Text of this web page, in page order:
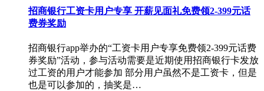
招商银行工资卡用户专享 开薪见面礼免费领2-399元话
费券奖励
招商银行app举办的“工资卡用户专享免费领2-399元话费
券奖励”活动，参与活动需要是近期使用招商银行卡发放
过工资的用户才能参加 部分用户虽然不是工资卡，但是
也是可以参加的，抽奖是…